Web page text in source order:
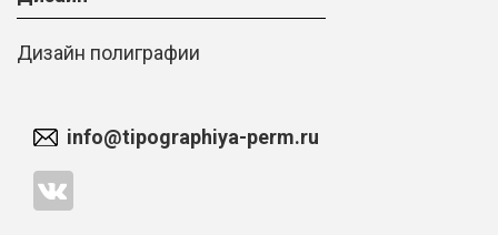
Дизайн полиграфии
info@tipographiya-perm.ru